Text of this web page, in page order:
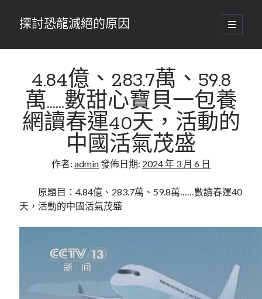
探討恐龍滅絕的原因
開
啟
要
4.84億、283.7萬、59.8
萬……數甜心寶貝一包養
網讀春運40天，活動的
中國活氣茂盛
作者: admin發佈日期: 2024 年 3 月 6 日
原題目：4.84億、283.7萬、59.8萬……數讀春運40
天，活動的中國活氣茂盛